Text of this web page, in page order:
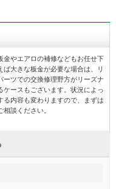
金やエアロの補修などもお任せ下
ば大きな板金が必要な場合は、リ
ーツでの交換修理野方がリーズナ
ケースもございます。状況によっ
る内容も変わりますので、まずは
相談ください。